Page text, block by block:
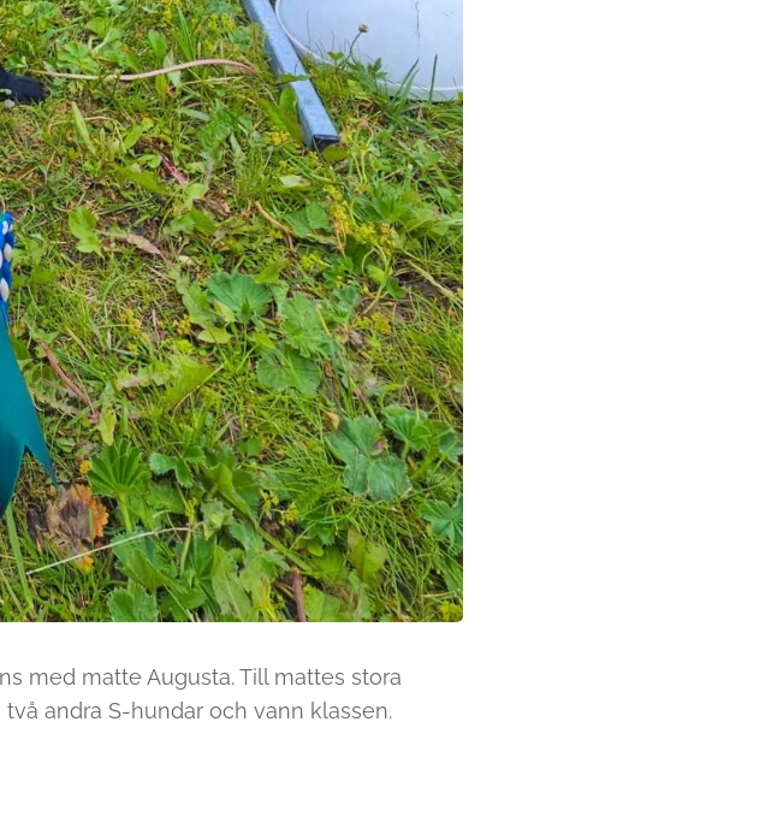
med matte Augusta. Till mattes stora
andra S-hundar och vann klassen.